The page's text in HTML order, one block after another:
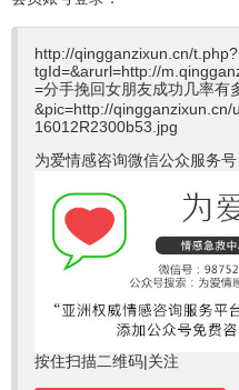
http://qingganzixun.cn/t.php?
tgId=&arurl=http://
=分手挽回女朋友成功几率有
&pic=http://qingganzixun.cn/
16012R2300b53.jpg
为爱情感咨询微信公众服务号
按住扫描二维码|关注